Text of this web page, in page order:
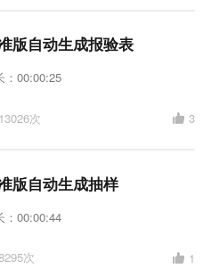
版自动生成报验表
：00:00:25
13026次 3
版自动生成抽样
：00:00:44
次 1